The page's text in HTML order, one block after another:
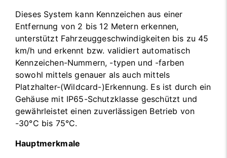
Dieses System kann Kennzeichen aus einer
Entfernung von 2 bis 12 Metern erkennen,
unterstützt Fahrzeuggeschwindigkeiten bis zu 45
km/h und erkennt bzw. validiert automatisch
Kennzeichen-Nummern, -typen und -farben
sowohl mittels genauer als auch mittels
Platzhalter-(Wildcard-)Erkennung. Es ist durch ein
Gehäuse mit IP65-Schutzklasse geschützt und
gewährleistet einen zuverlässigen Betrieb von
-30°C bis 75°C.
Hauptmerkmale